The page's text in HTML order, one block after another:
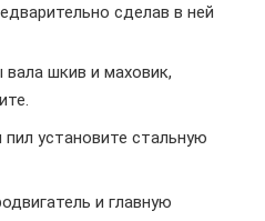
сделав в ней
шкив и маховик,
установите стальную
и главную